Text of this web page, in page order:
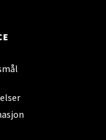
21
- Strandtorget